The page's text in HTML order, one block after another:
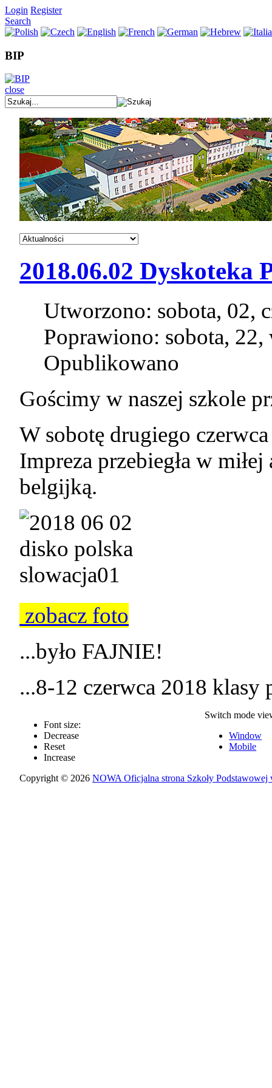
Login Register
Search
BIP
close
2018.06.02
Utworzono: sobota, 02,
Poprawiono: sobota,
Opublikowano
Gościmy w naszej szkole
W sobotę drugiego
Impreza przebiegła w
belgijką.
zobacz foto
...było FAJNIE!
...8-12 czerwca 2018 klasy
Font size:
Decrease
Reset
Increase
Switch mode
Window
Mobile
Copyright © 2026NOWA Oficjalna strona Szkoły